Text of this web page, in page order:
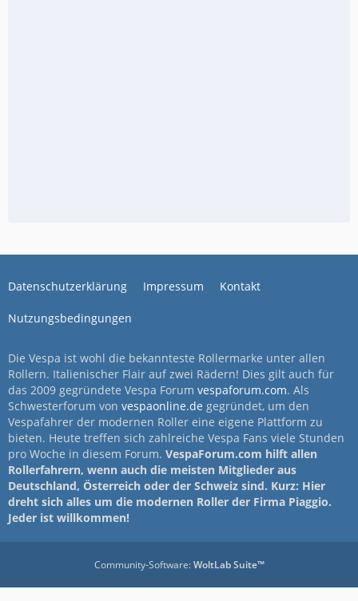
Datenschutzerklärung Impressum Kontakt
Nutzungsbedingungen
Die Vespa ist wohl die bekannteste Rollermarke unter allen
Rollern. Italienischer Flair auf zwei Rädern! Dies gilt auch für
das 2009 gegründete Vespa Forum vespaforum.com. Als
Schwesterforum von vespaonline.de gegründet, um den
Vespafahrer der modernen Roller eine eigene Plattform zu
bieten. Heute treffen sich zahlreiche Vespa Fans viele Stunden
pro Woche in diesem Forum. VespaForum.com hilft allen
Rollerfahrern, wenn auch die meisten Mitglieder aus
Deutschland, Österreich oder der Schweiz sind. Kurz: Hier
dreht sich alles um die modernen Roller der Firma Piaggio.
Jeder ist willkommen!
Community-Software:WoltLab Suite™